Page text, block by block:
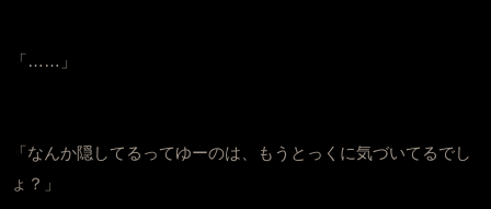
「……」
「なんか隠してるってゆーのは、もうとっくに気づいてるでし
ょ？」